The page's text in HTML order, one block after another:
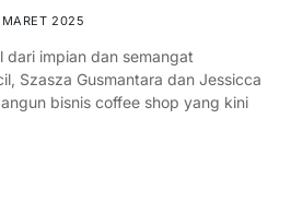
2025
dari impian dan semangat
Szasza Gusmantara dan Jessicca
bisnis coffee shop yang kini